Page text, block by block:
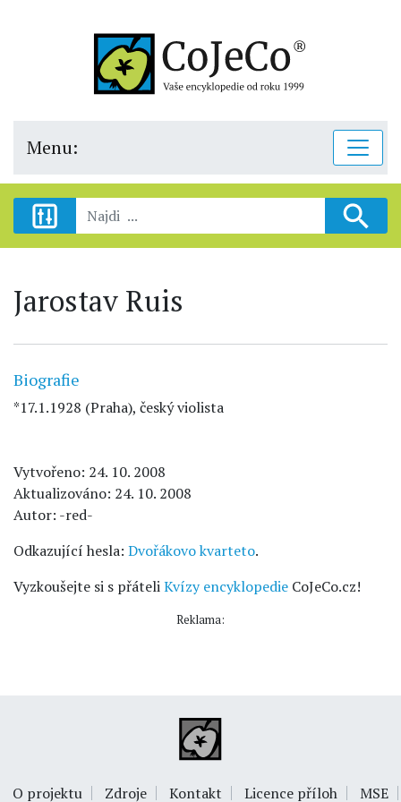
Menu:
Jarostav Ruis
Biografie
*17.1.1928 (Praha), český violista
Vytvořeno: 24. 10. 2008
Aktualizováno: 24. 10. 2008
Autor: -red-
Odkazující hesla: Dvořákovo kvarteto.
Vyzkoušejte si s přáteliKvízy encyklopedie CoJeCo.cz!
Reklama:
O projektu Zdroje Kontakt Licence příloh MSE